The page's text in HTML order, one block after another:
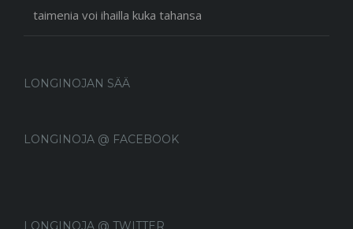
taimenia voi ihailla kuka tahansa
LONGINOJAN SÄÄ
LONGINOJA @ FACEBOOK
LONGINOJA @ TWITTER